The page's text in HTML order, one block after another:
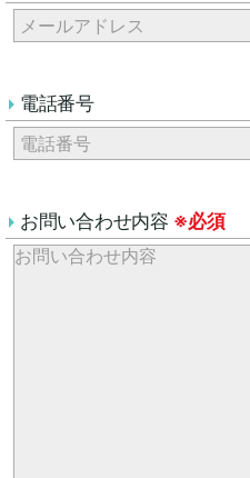
電話番号
お問い合わせ内容 ※必須